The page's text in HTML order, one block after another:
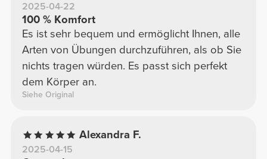
2025-04-22
100 % Komfort
Es ist sehr bequem und ermöglicht Ihnen, alle
Arten von Übungen durchzuführen, als ob Sie
nichts tragen würden. Es passt sich perfekt
dem Körper an.
Siehe Original
Alexandra F.
2025-04-15